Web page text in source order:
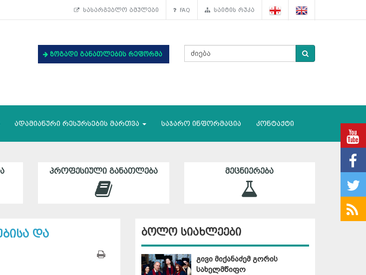
სასარგებლო ბმულები FAQ საიტის რუკა
ზოგადი განათლების რეფორმა
ადამიანური რესურსების მართვა საჯარო ინფორმაცია კონტაქტი
ᲞᲠᲝᲤᲔᲡᲘᲣᲚᲘ ᲒᲐᲜᲐᲗᲚᲔᲑᲐ ᲛᲔᲪᲜᲘᲔᲠᲔᲑᲐ
და
ბოლო სიახლეები
გივი მიქანაძემ გორის
სახელმწიფო